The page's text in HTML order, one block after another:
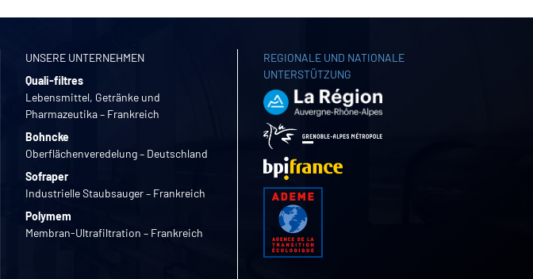
UNSERE UNTERNEHMEN
Quali-filtres
Lebensmittel, Getränke und
Pharmazeutika – Frankreich
Bohncke
Oberflächenveredelung – Deutschland
Sofraper
Industrielle Staubsauger – Frankreich
Polymem
Membran-Ultrafiltration – Frankreich
REGIONALE UND NATIONALE
UNTERSTÜTZUNG